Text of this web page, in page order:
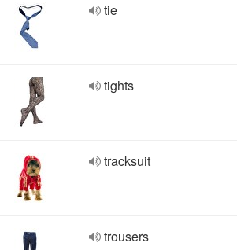
tie
tights
tracksuit
trousers